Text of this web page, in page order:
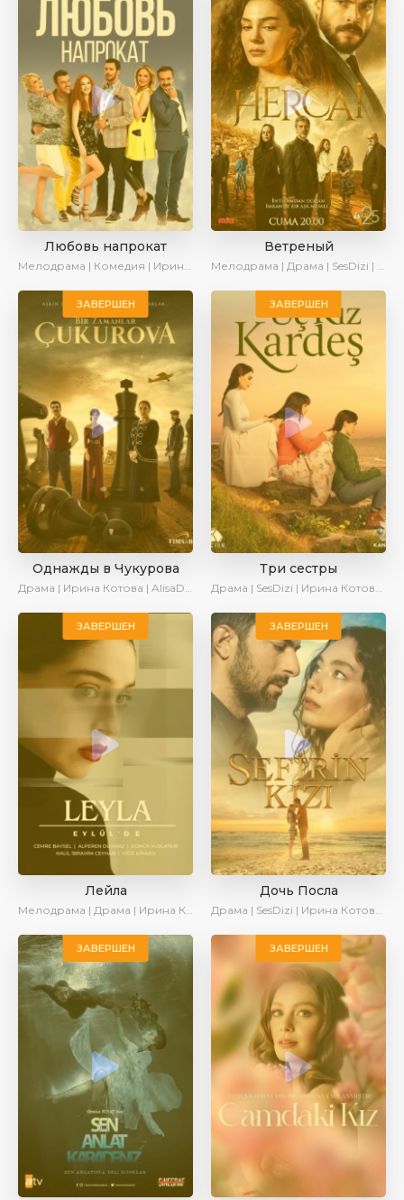
Любовь напрокат
Мелодрама | Комедия | Ирина Котова
Ветреный
Мелодрама | Драма | SesDizi | Ирина Котова | AveTurk
ЗАВЕРШЕН
Однажды в Чукурова
Драма | Ирина Котова | AlisaDirilis
ЗАВЕРШЕН
Три сестры
Драма | SesDizi | Ирина Котова | AveTurk
ЗАВЕРШЕН
Лейла
Мелодрама | Драма | Ирина Котова | AveTurk | AlisaDirilis | Сериалы 2024
ЗАВЕРШЕН
Дочь Посла
Драма | SesDizi | Ирина Котова | AveTurk | Turok1990
ЗАВЕРШЕН ЗАВЕРШЕН